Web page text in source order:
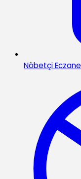
Nöbetçi Eczane